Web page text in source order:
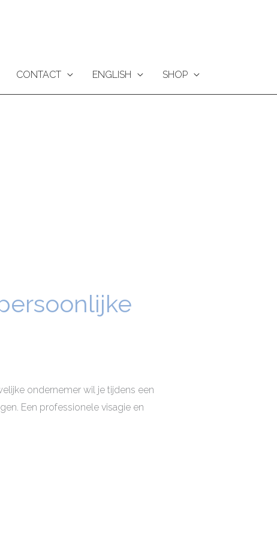
CONTACT ENGLISH SHOP
ondernemer wil je tijdens een
Een professionele visagie en